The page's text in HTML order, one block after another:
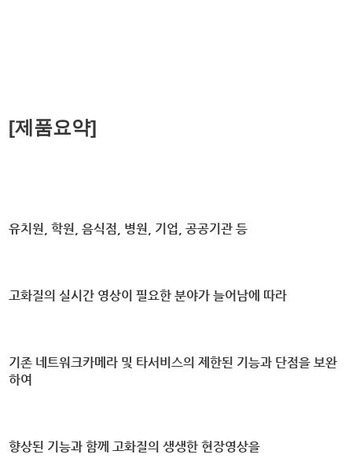
[제품요약]
유치원, 학원, 음식점, 병원, 기업, 공공기관 등
고화질의 실시간 영상이 필요한 분야가 늘어남에 따라
기존 네트워크카메라 및 타서비스의 제한된 기능과 단점을 보완
하여
향상된 기능과 함께 고화질의 생생한 현장영상을